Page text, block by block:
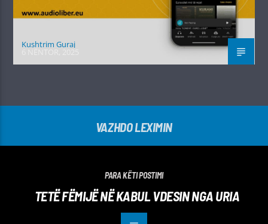
Kushtrim Guraj
VAZHDO LEXIMIN
PARA KËTI POSTIMI
TETË FËMIJË NË KABUL VDESIN NGA URIA